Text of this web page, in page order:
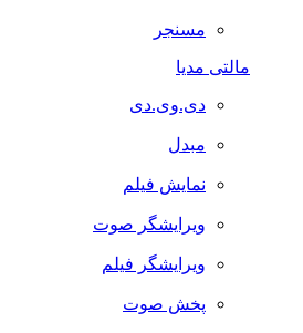
مسنجر
مالتی مدیا
دی.وی.دی
مبدل
نمایش فیلم
ویرایشگر صوت
ویرایشگر فیلم
پخش صوت